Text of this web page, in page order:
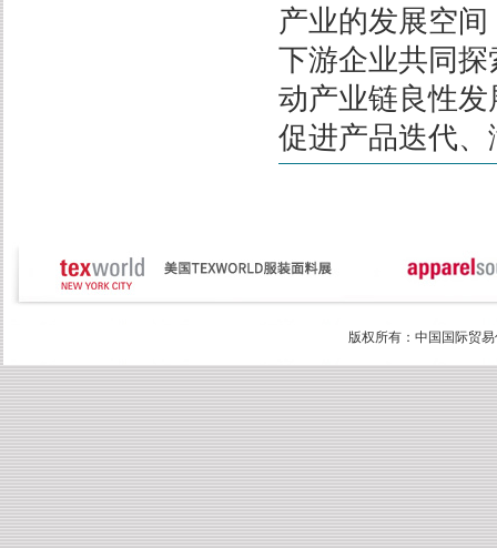
产业的发展空
下游企业共同
动产业链良性
促进产品迭代
版权所有：中国国际贸